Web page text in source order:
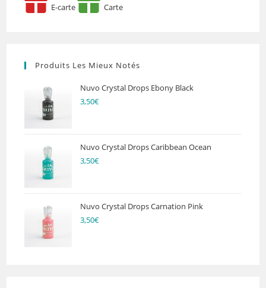
E-carte Carte
Produits Les Mieux Notés
Nuvo Crystal Drops Ebony Black
3,50€
Nuvo Crystal Drops Caribbean Ocean
3,50€
Nuvo Crystal Drops Carnation Pink
3,50€